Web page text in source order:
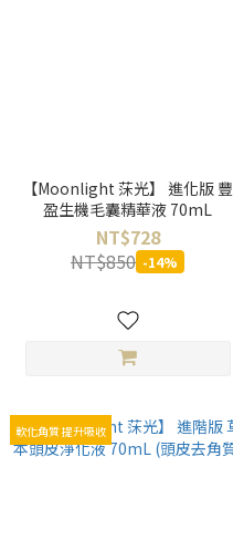
【Moonlight 莯光】 進化版 豐
盈生機毛囊精華液 70mL
NT$728
NT$850 -14%
軟化角質 提升吸收